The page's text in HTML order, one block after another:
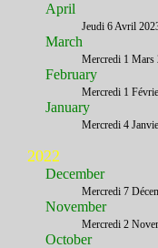
April
Jeudi 6 Avril
March
Mercredi 1 Mars
February
Mercredi 1
January
Mercredi 4
2022
December
Mercredi 7
November
Mercredi 2
October